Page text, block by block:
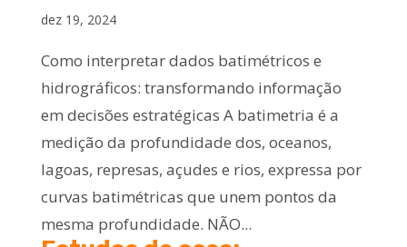
dez 19, 2024
Como interpretar dados batimétricos e
hidrográficos: transformando informação
em decisões estratégicas A batimetria é a
medição da profundidade dos, oceanos,
lagoas, represas, açudes e rios, expressa por
curvas batimétricas que unem pontos da
mesma profundidade. NÃO...